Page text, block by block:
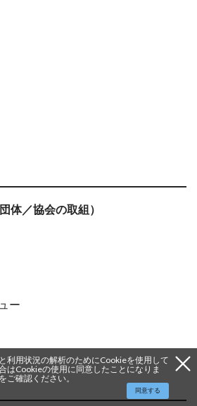
体／協会の取組）
ー
利用状況の解析のためにCookieを使用して
はCookieの使用に同意したことになりま
をご確認ください。
同意する